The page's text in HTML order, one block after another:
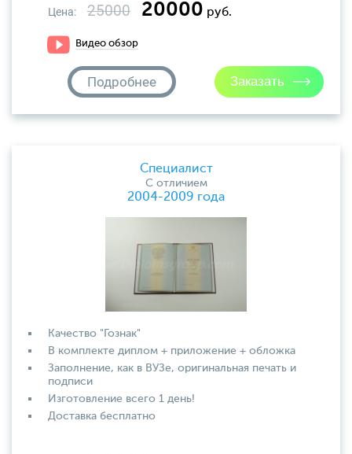
Цена: 25000 20000 руб.
Видео обзор
Подробнее
Специалист
С отличием
2004-2009 года
Качество "Гознак"
В комплекте диплом + приложение + обложка
Заполнение, как в ВУЗе, оригинальная печать и
подписи
Изготовление всего 1 день!
Доставка бесплатно